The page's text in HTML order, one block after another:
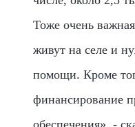
Тоже очень
живут на селе и
помощи. Кроме
финансирование